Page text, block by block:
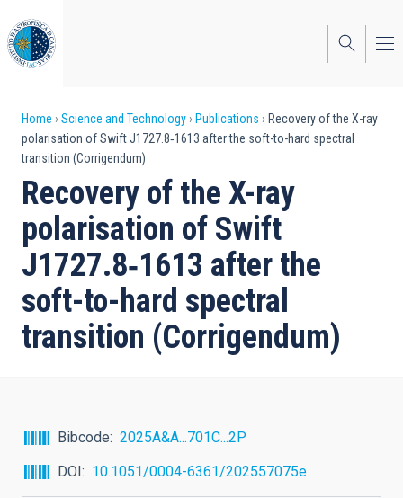
to
main
content
Breadcrumb
Home Science and Technology Publications
Recovery of the X-ray
polarisation of Swift J1727.8‑1613 after the soft-to-hard spectral
transition (Corrigendum)
Recovery of the X-ray
polarisation of Swift
J1727.8‑1613 after the
soft-to-hard spectral
transition (Corrigendum)
Bibcode
2025A&A...701C...2P
DOI
10.1051/0004-6361/202557075e